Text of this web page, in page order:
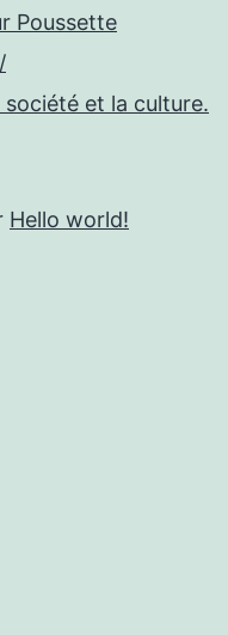
Poussette
et la culture.
Hello world!